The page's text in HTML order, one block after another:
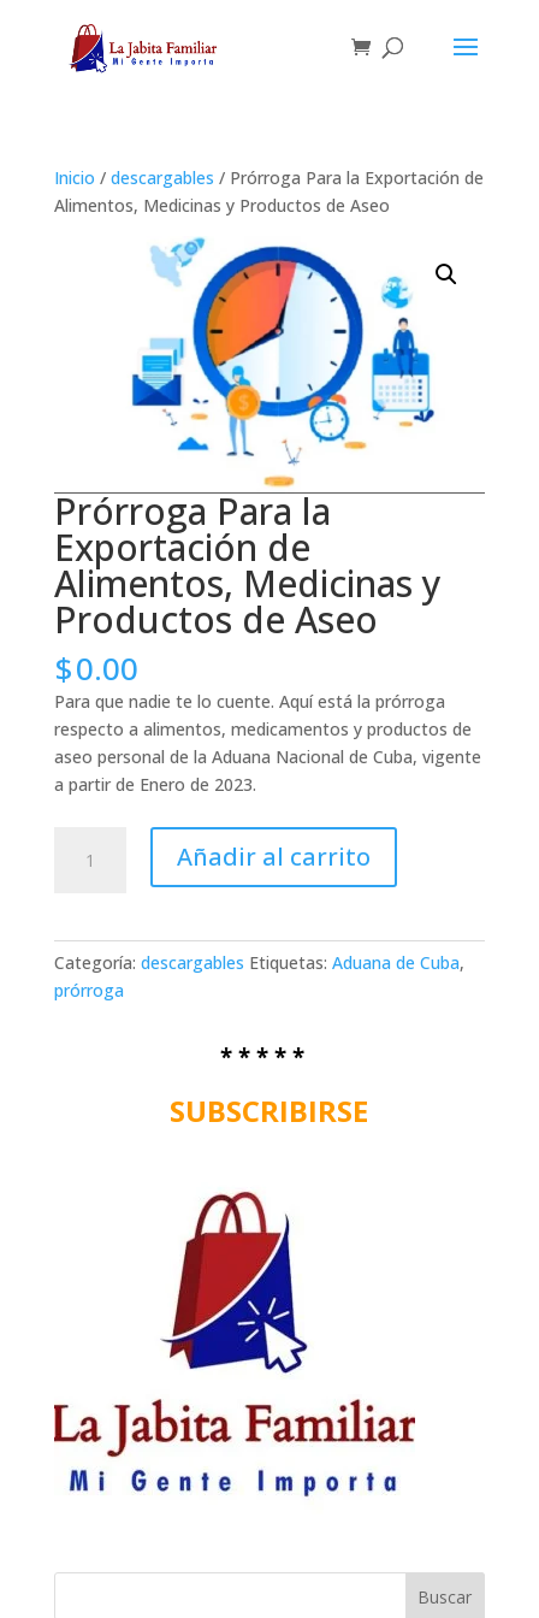
Inicio / descargables / Prórroga Para la Exportación de
Alimentos, Medicinas y Productos de Aseo
Prórroga Para la
Exportación de
Alimentos, Medicinas y
Productos de Aseo
$0.00
Para que nadie te lo cuente. Aquí está la prórroga
respecto a alimentos, medicamentos y productos de
aseo personal de la Aduana Nacional de Cuba, vigente
a partir de Enero de 2023.
Alimentos,
Medicinas
Añadir al carrito
Categoría: descargables Etiquetas: Aduana de Cuba,
prórroga
* * * * *
SUBSCRIBIRSE
Buscar